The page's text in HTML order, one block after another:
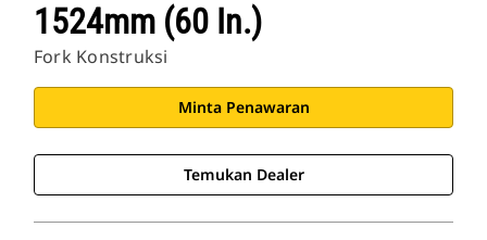
1524mm (60 In.)
Fork Konstruksi
Minta Penawaran
Temukan Dealer